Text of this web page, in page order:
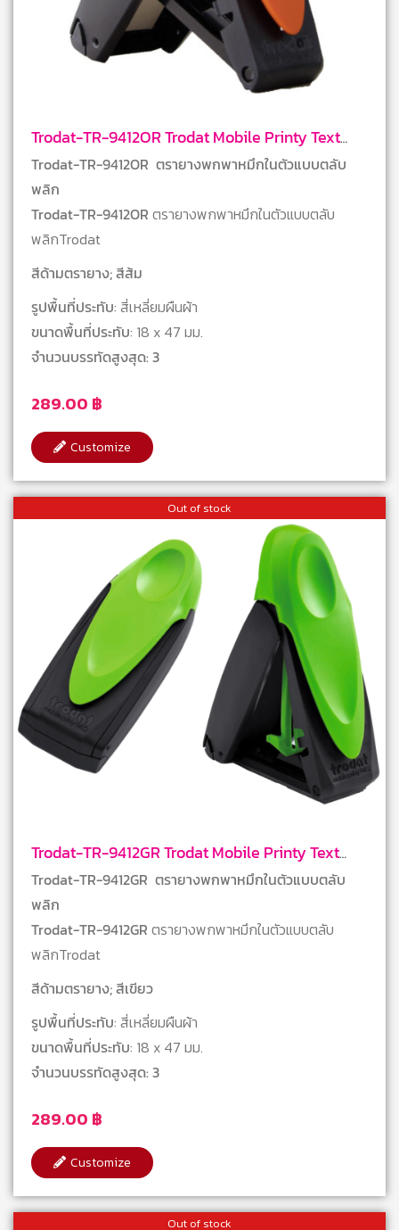
Trodat-TR-9412OR Trodat Mobile Printy Text
Stamps
289.00 ฿
Trodat-TR-9412OR ตรายางพกพาหมึกในตัวแบบตลับ
พลิก
Trodat-TR-9412OR ตรายางพกพาหมึกในตัวแบบตลับ
พลิกTrodat
สีด้ามตรายาง; สีส้ม
รูปพื้นที่ประทับ: สี่เหลี่ยมผืนผ้า
ขนาดพื้นที่ประทับ: 18 x 47 มม.
จำนวนบรรทัดสูงสุด: 3
Customize
Out of stock
Trodat-TR-9412GR Trodat Mobile Printy Text
Stamps
289.00 ฿
Trodat-TR-9412GR ตรายางพกพาหมึกในตัวแบบตลับ
พลิก
Trodat-TR-9412GR ตรายางพกพาหมึกในตัวแบบตลับ
พลิกTrodat
สีด้ามตรายาง; สีเขียว
รูปพื้นที่ประทับ: สี่เหลี่ยมผืนผ้า
ขนาดพื้นที่ประทับ: 18 x 47 มม.
จำนวนบรรทัดสูงสุด: 3
Customize
Out of stock